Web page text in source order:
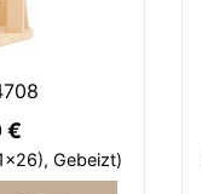
€
Gebeizt)